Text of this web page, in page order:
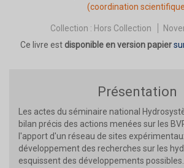
(coordination
Collection : Hors Collection
Ce livre est disponible en version papier
Présentation
Les actes du séminaire national
bilan précis des actions menées sur les
l'apport d'un réseau de sites
développement des recherches sur les
esquissent des développements possibles.